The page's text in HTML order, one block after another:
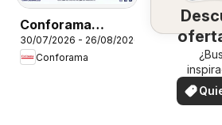
Conforama
Folleto
30/07/2026 - 26/08/2026
Conforama
su
¡Vea
en su
ver